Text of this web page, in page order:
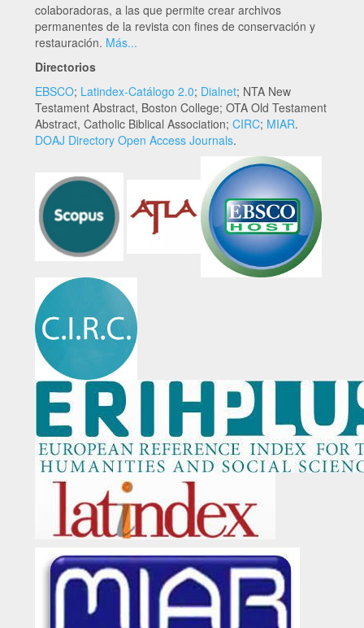
colaboradoras, a las que permite crear archivos
permanentes de la revista con fines de conservación y
restauración. Más...
Directorios
EBSCO; Latindex-Catálogo 2.0; Dialnet; NTA New
Testament Abstract, Boston College; OTA Old Testament
Abstract, Catholic Biblical Association; CIRC; MIAR.
DOAJ Directory Open Access Journals.